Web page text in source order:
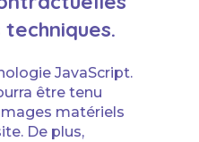
JavaScript.
être tenu
matériels
De plus,